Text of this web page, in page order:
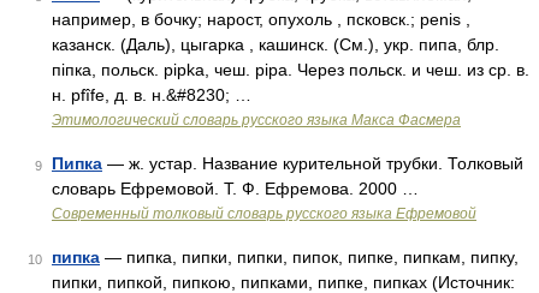
например, в бочку; нарост, опухоль , псковск.; penis ,
казанск. (Даль), цыгарка , кашинск. (См.), укр. пипа, блр.
пiпка, польск. рiрkа, чеш. рiра. Через польск. и чеш. из ср. в.
н. pfîfe, д. в. н.&#8230; …
Этимологический словарь русского языка Макса Фасмера
9 Пипка — ж. устар. Название курительной трубки. Толковый
словарь Ефремовой. Т. Ф. Ефремова. 2000 …
Современный толковый словарь русского языка Ефремовой
10 пипка — пипка, пипки, пипки, пипок, пипке, пипкам, пипку,
пипки, пипкой, пипкою, пипками, пипке, пипках (Источник: